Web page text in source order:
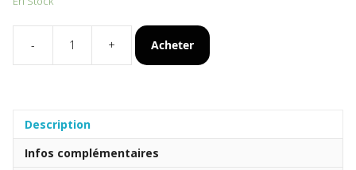
-
quantité
de
numérique
+ Acheter
Description
Infos complémentaires